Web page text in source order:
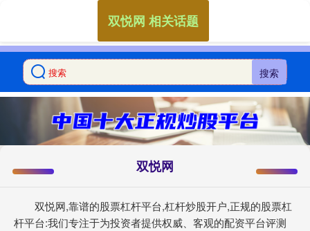
搜索
双悦网
双悦网,靠谱的股票杠杆平台,杠杆炒股开户,正规的股票杠
杆平台:我们专注于为投资者提供权威、客观的配资平台评测
双悦网 相关话题